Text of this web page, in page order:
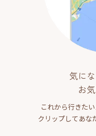
気に
お
これから行きた
クリップしてあな